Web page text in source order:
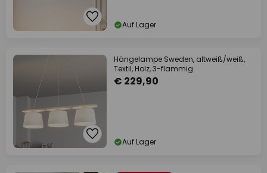
Auf Lager
Hängelampe Sweden, altweiß/weiß,
Textil, Holz, 3-flammig
€ 229,90
Auf Lager